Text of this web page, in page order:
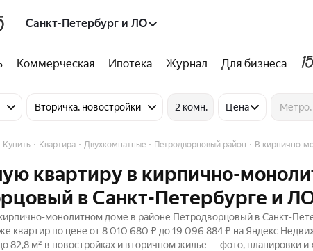
Санкт-Петербург и ЛО
Коммерческая Ипотека Журнал Для бизнеса
Вторичка, новостройки 2 комн. Цена
Купить Квартира Двухкомнатные Петродворцовый район В кирпично-
квартиру в кирпично-
в Санкт-Петербурге и
монолитном доме в районе Петродворцовый в Санкт-
квартир по цене от 8 010 680 ₽ до 19 096 884 ₽ на Яндекс
82,8 м² в новостройках и вторичном жилье — фото, планировки и